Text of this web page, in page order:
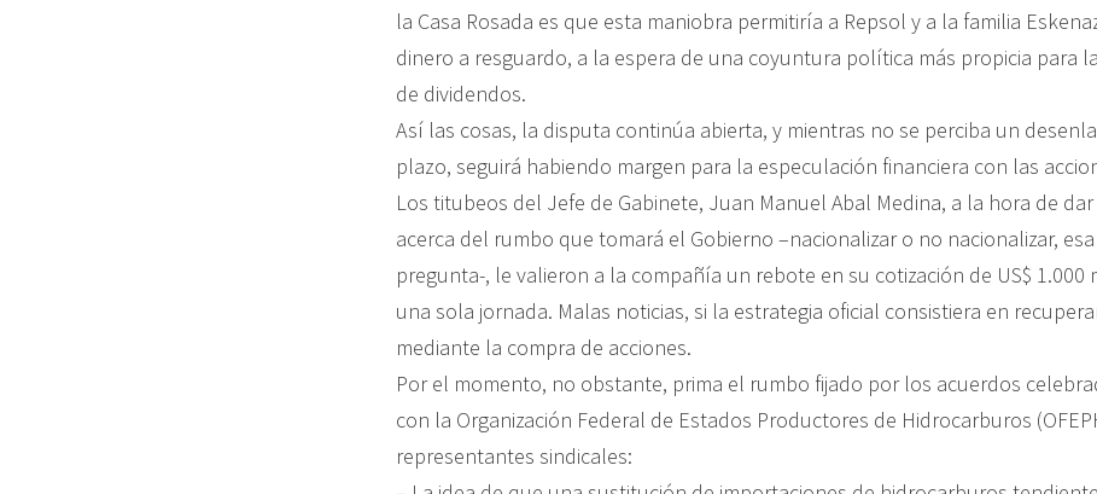
la Casa Rosada es que esta maniobra permitiría a Repsol y a la familia
dinero a resguardo, a la espera de una coyuntura política más propicia para
de dividendos.
Así las cosas, la disputa continúa abierta, y mientras no se perciba un
plazo, seguirá habiendo margen para la especulación financiera con las
Los titubeos del Jefe de Gabinete, Juan Manuel Abal Medina, a la hora de
acerca del rumbo que tomará el Gobierno –nacionalizar o no nacionalizar,
pregunta-, le valieron a la compañía un rebote en su cotización de US$ 1.000
una sola jornada. Malas noticias, si la estrategia oficial consistiera en
mediante la compra de acciones.
Por el momento, no obstante, prima el rumbo fijado por los acuerdos
con la Organización Federal de Estados Productores de Hidrocarburos
representantes sindicales: